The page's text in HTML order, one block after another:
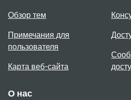
Обзор тем
Примечания для
пользователя
Карта веб-сайта
О нас